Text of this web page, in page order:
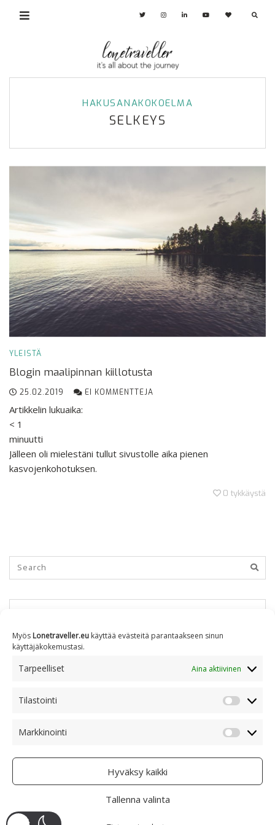
Myös Lonetraveller.eu käyttää evästeitä parantaakseen sinun
käyttäjäkokemustasi.
Tarpeelliset Aina aktiivinen
Tilastointi
Markkinointi
Hyväksy kaikki
Tallenna valinta
HAKUSANAKOKOELMA
SELKEYS
YLEISTÄ
Blogin maalipinnan kiillotusta
25.02.2019 EI KOMMENTTEJA
Artikkelin lukuaika:
< 1
minuutti
Jälleen oli mielestäni tullut sivustolle aika pienen
kasvojenkohotuksen.
0 tykkäystä
Kuukausittain
Aiheittain
COPYRIGHT © 2005 - 2023 RAMI RANTA